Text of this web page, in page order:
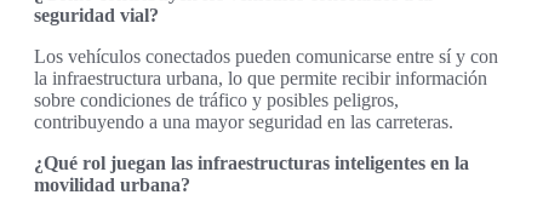
seguridad vial?
Los vehículos conectados pueden comunicarse entre sí y con
la infraestructura urbana, lo que permite recibir información
sobre condiciones de tráfico y posibles peligros,
contribuyendo a una mayor seguridad en las carreteras.
¿Qué rol juegan las infraestructuras inteligentes en la
movilidad urbana?